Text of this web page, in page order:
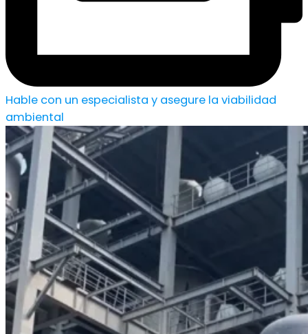
Hable con un especialista y asegure la viabilidad
ambiental